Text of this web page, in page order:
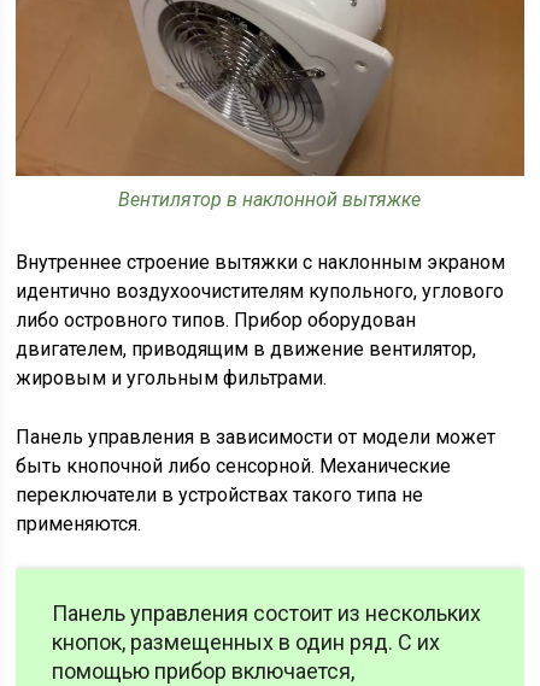
Вентилятор в наклонной вытяжке
Внутреннее строение вытяжки с наклонным экраном
идентично воздухоочистителям купольного, углового
либо островного типов. Прибор оборудован
двигателем, приводящим в движение вентилятор,
жировым и угольным фильтрами.
Панель управления в зависимости от модели может
быть кнопочной либо сенсорной. Механические
переключатели в устройствах такого типа не
применяются.
Панель управления состоит из нескольких
кнопок, размещенных в один ряд. С их
помощью прибор включается,